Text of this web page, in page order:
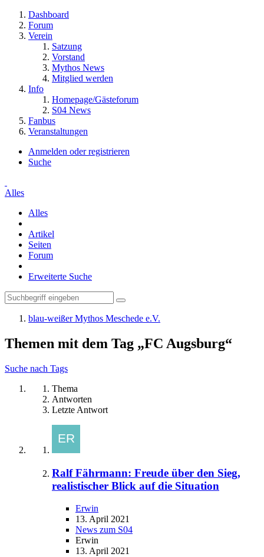
Dashboard
Forum
Verein
Satzung
Vorstand
Mythos News
Mitglied werden
Info
Homepage/Gästeforum
S04 News
Fanbus
Veranstaltungen
Anmelden oder registrieren
Suche
Alles
Alles
Artikel
Seiten
Forum
Erweiterte Suche
blau-weißer Mythos Meschede e.V.
Themen mit dem Tag „FC Augsburg“
Suche nach Tags
Thema
Antworten
Letzte Antwort
Ralf Fährmann: Freude über den Sieg,
realistischer Blick auf die Situation
Erwin
13. April 2021
News zum S04
Erwin
13. April 2021